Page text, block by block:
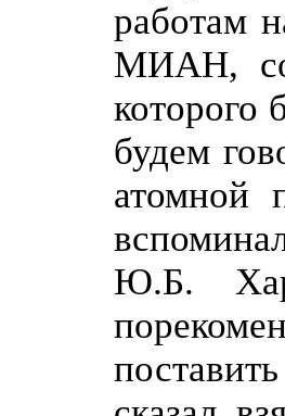
работам
МИАН,
будем
атомной
Ю.Б.